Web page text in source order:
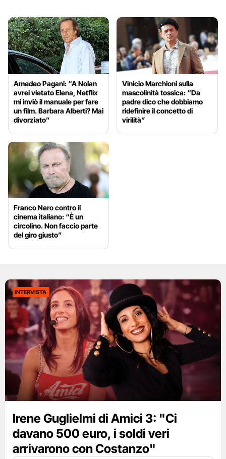
Amedeo Pagani: “A Nolan
avrei vietato Elena, Netflix
mi inviò il manuale per fare
un film. Barbara Alberti? Mai
divorziato”
Vinicio Marchioni sulla
mascolinità tossica: “Da
padre dico che dobbiamo
ridefinire il concetto di
virilità”
Franco Nero contro il
cinema italiano: “È un
circolino. Non faccio parte
del giro giusto”
INTERVISTA
Irene Guglielmi di Amici 3: "Ci
davano 500 euro, i soldi veri
arrivarono con Costanzo"